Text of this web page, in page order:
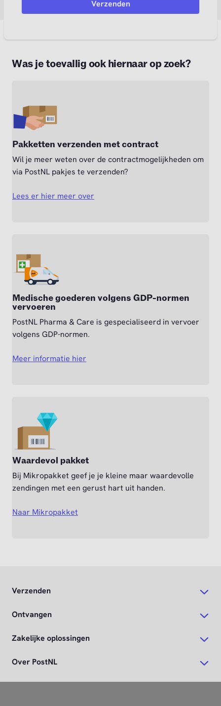
Was je toevallig ook hiernaar op zoek?
Pakketten verzenden met contract
Wil je meer weten over de contractmogelijkheden om
via PostNL pakjes te verzenden?
Lees er hier meer over
Medische goederen volgens GDP-normen
vervoeren
PostNL Pharma & Care is gespecialiseerd in vervoer
volgens GDP-normen.
Meer informatie hier
Waardevol pakket
Bij Mikropakket geef je je kleine maar waardevolle
zendingen met een gerust hart uit handen.
Naar Mikropakket
Verzenden
Ontvangen
Zakelijke oplossingen
Over PostNL